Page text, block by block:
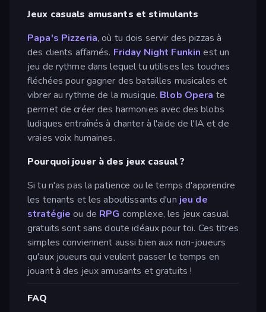
Jeux casuals amusants et stimulants
Papa's Pizzeria, où tu dois servir des pizzas à
des clients affamés. Friday Night Funkin est un
jeu de rythme dans lequel tu utilises les touches
fléchées pour gagner des batailles musicales et
vibrer au rythme de la musique. Blob Opera te
permet de créer des harmonies avec des blobs
ludiques entraînés à chanter à l'aide de l'IA et de
vraies voix humaines.
Pourquoi jouer à des jeux casual ?
Si tu n'as pas la patience ou le temps d'apprendre
les tenants et les aboutissants d'un jeu de
stratégieou de RPG complexe, les jeux casual
gratuits sont sans doute idéaux pour toi. Ces titres
simples conviennent aussi bien aux non-joueurs
qu'aux joueurs qui veulent passer le temps en
jouant à des jeux amusants et gratuits !
FAQ